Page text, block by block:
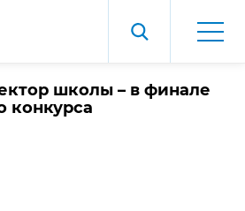
школы – в финале
конкурса